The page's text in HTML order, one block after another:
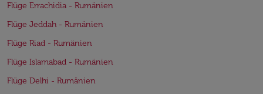
Flüge Errachidia - Rumänien
Flüge Jeddah - Rumänien
Flüge Riad - Rumänien
Flüge Islamabad - Rumänien
Flüge Delhi - Rumänien